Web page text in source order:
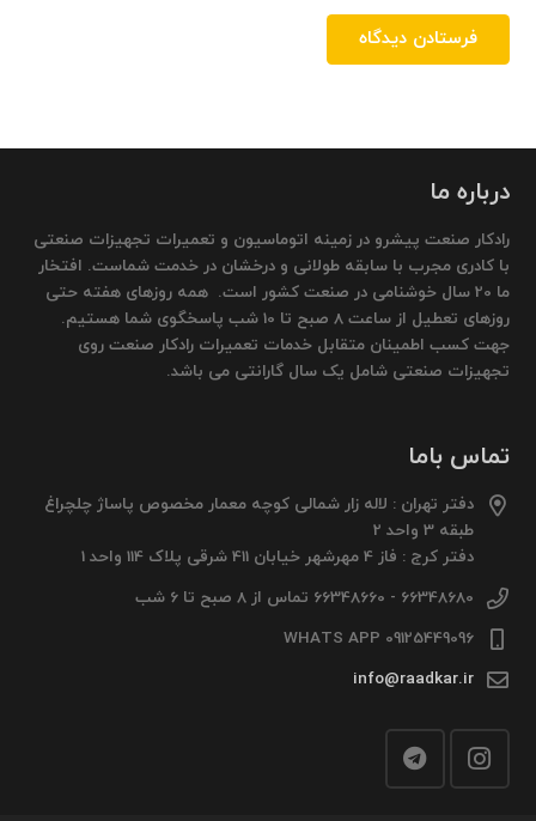
فرستادن دیدگاه
درباره ما
رادکار صنعت پیشرو در زمینه اتوماسیون و تعمیرات تجهیزات صنعتی
با کادری مجرب با سابقه طولانی و درخشان در خدمت شماست. افتخار
ما 20 سال خوشنامی در صنعت کشور است. همه روزهای هفته حتی
روزهای تعطیل از ساعت 8 صبح تا 10 شب پاسخگوی شما هستیم.
جهت کسب اطمینان متقابل خدمات تعمیرات رادکار صنعت روی
تجهیزات صنعتی شامل یک سال گارانتی می باشد.
تماس باما
دفتر تهران : لاله زار شمالی کوچه معمار مخصوص پاساژ چلچراغ
طبقه 3 واحد 2
دفتر کرج : فاز 4 مهرشهر خیابان 411 شرقی پلاک 114 واحد 1
66348680 - 66348660 تماس از 8 صبح تا 6 شب
09125449096 WHATS APP
info@raadkar.ir